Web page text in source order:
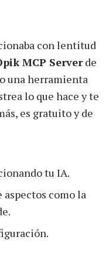
con lentitud
MCP Serverde
una herramienta
lo que hace y te
es gratuito y de
tu IA.
como la